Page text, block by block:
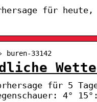
für heute,
33142
für 5
4°